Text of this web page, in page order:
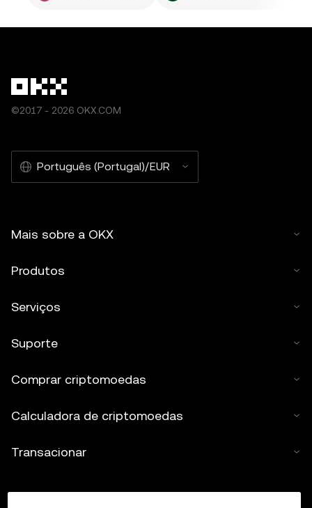
©2017 - 2026 OKX.COM
Português (Portugal)/EUR
Mais sobre a OKX
Produtos
Serviços
Suporte
Comprar criptomoedas
Calculadora de criptomoedas
Transacionar